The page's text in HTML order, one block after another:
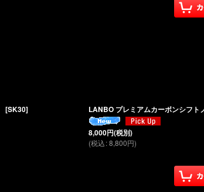
[SK30] LANBO プレミアムカーボンシフト
8,000円(税別)
(税込:8,800円)